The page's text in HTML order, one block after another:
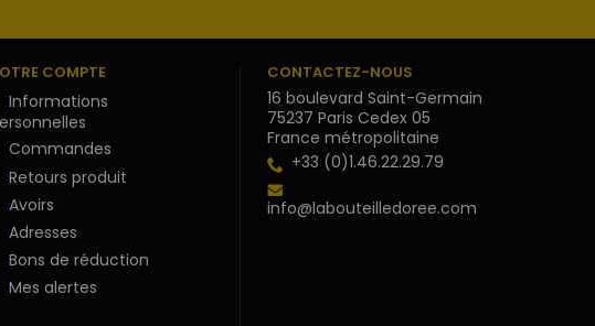
COMPTE
Informations
Commandes
Retours produit
Avoirs
Adresses
Bons de réduction
Mes alertes
CONTACTEZ-NOUS
16 boulevard Saint-Germain
75237 Paris Cedex 05
France métropolitaine
+33 (0)1.46.22.29.79
info@labouteilledoree.com